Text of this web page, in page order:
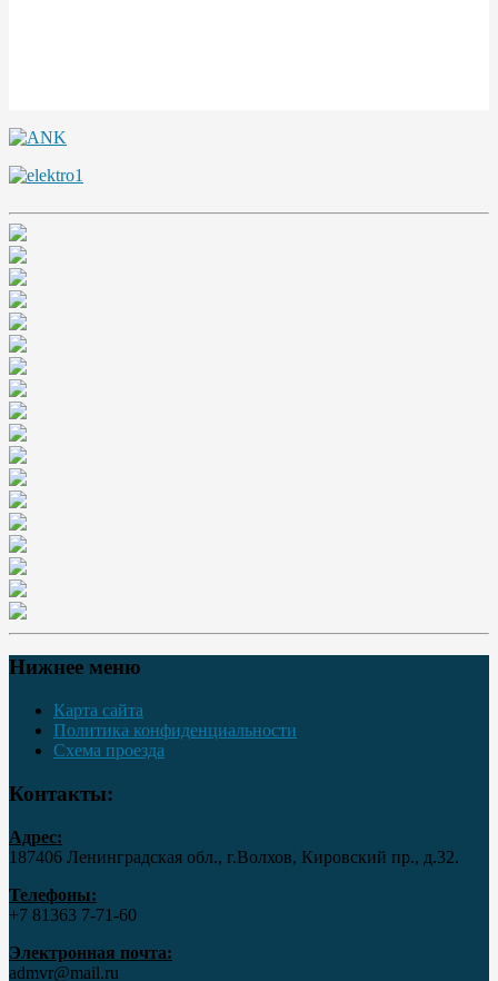
Нижнее меню
Карта сайта
Политика конфиденциальности
Схема проезда
Контакты:
Адрес:
187406 Ленинградская обл., г.Волхов, Кировский пр., д.32.
Телефоны:
+7 81363 7‑71-60
Электронная почта:
admvr@mail.ru